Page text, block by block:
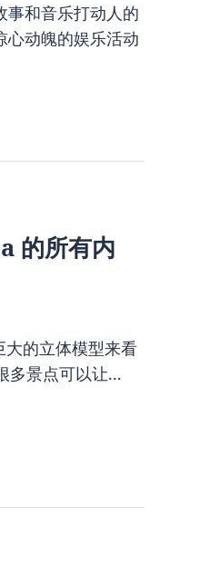
事和音乐打动人的
心动魄的娱乐活动
的所有内
的立体模型来看
多景点可以让...